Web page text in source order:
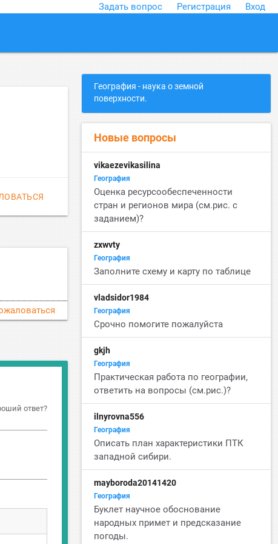
Задать вопрос Регистрация Вход
ответ?
География - наука о земной
поверхности.
Новые вопросы
vikaezevikasilina
География
Оценка ресурсообеспеченности
стран и регионов мира (см.рис. с
заданием)?
zxwvty
География
Заполните схему и карту по таблице
vladsidor1984
География
Срочно помогите пожалуйста
gkjh
География
Практическая работа по географии,
ответить на вопросы (см.рис.)?
ilnyrovna556
География
Описать план характеристики ПТК
западной сибири.
mayboroda20141420
География
Буклет научное обоснование
народных примет и предсказание
погоды.